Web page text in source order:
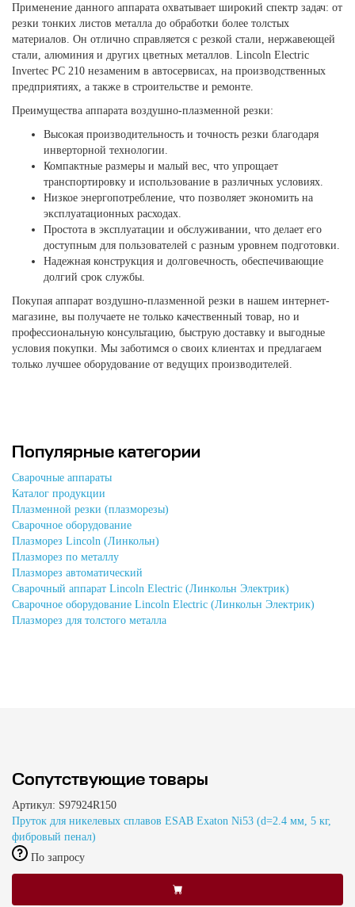
Применение данного аппарата охватывает широкий спектр задач: от
резки тонких листов металла до обработки более толстых
материалов. Он отлично справляется с резкой стали, нержавеющей
стали, алюминия и других цветных металлов. Lincoln Electric
Invertec PC 210 незаменим в автосервисах, на производственных
предприятиях, а также в строительстве и ремонте.
Преимущества аппарата воздушно-плазменной резки:
Высокая производительность и точность резки благодаря
инверторной технологии.
Компактные размеры и малый вес, что упрощает
транспортировку и использование в различных условиях.
Низкое энергопотребление, что позволяет экономить на
эксплуатационных расходах.
Простота в эксплуатации и обслуживании, что делает его
доступным для пользователей с разным уровнем подготовки.
Надежная конструкция и долговечность, обеспечивающие
долгий срок службы.
Покупая аппарат воздушно-плазменной резки в нашем интернет-
магазине, вы получаете не только качественный товар, но и
профессиональную консультацию, быструю доставку и выгодные
условия покупки. Мы заботимся о своих клиентах и предлагаем
только лучшее оборудование от ведущих производителей.
Популярные категории
Сварочные аппараты
Каталог продукции
Плазменной резки (плазморезы)
Сварочное оборудование
Плазморез Lincoln (Линкольн)
Плазморез по металлу
Плазморез автоматический
Сварочный аппарат Lincoln Electric (Линкольн Электрик)
Сварочное оборудование Lincoln Electric (Линкольн Электрик)
Плазморез для толстого металла
Сопутствующие товары
Артикул: S97924R150
Пруток для никелевых сплавов ESAB Exaton Ni53 (d=2.4 мм, 5 кг,
фибровый пенал)
По запросу